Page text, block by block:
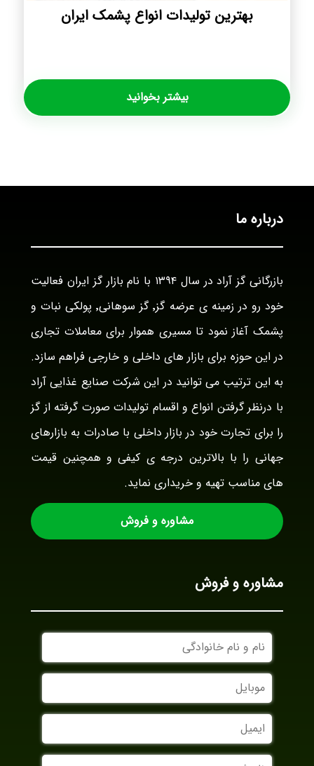
بهترین تولیدات انواع پشمک ایران
بیشتر بخوانید
درباره ما
بازرگانی گز آراد در سال ۱۳۹۴ با نام بازار گز ایران فعالیت
خود رو در زمینه ی عرضه گز٬ گز سوهانی٬ پولکی نبات و
پشمک آغاز نمود تا مسیری هموار برای معاملات تجاری
در این حوزه برای بازار های داخلی و خارجی فراهم سازد.
به این ترتیب می توانید در این شرکت صنایع غذایی آراد
با درنظر گرفتن انواع و اقسام تولیدات صورت گرفته از گز
را برای تجارت خود در بازار داخلی با صادرات به بازارهای
جهانی را با بالاترین درجه ی کیفی و همچنین قیمت
های مناسب تهیه و خریداری نماید.
مشاوره و فروش
مشاوره و فروش
نام
و
نام
خانوادگی
موبایل
ایمیل
نام